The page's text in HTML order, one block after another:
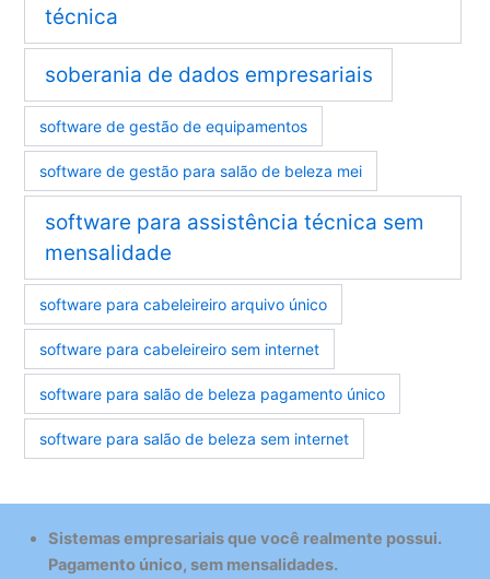
técnica
soberania de dados empresariais
software de gestão de equipamentos
software de gestão para salão de beleza mei
software para assistência técnica sem
mensalidade
software para cabeleireiro arquivo único
software para cabeleireiro sem internet
software para salão de beleza pagamento único
software para salão de beleza sem internet
Sistemas empresariais que você realmente possui.
Pagamento único, sem mensalidades.